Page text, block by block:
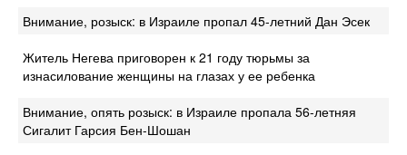
Внимание, розыск: в Израиле пропал 45-летний Дан Эсек
Житель Негева приговорен к 21 году тюрьмы за
изнасилование женщины на глазах у ее ребенка
Внимание, опять розыск: в Израиле пропала 56-летняя
Сигалит Гарсия Бен-Шошан